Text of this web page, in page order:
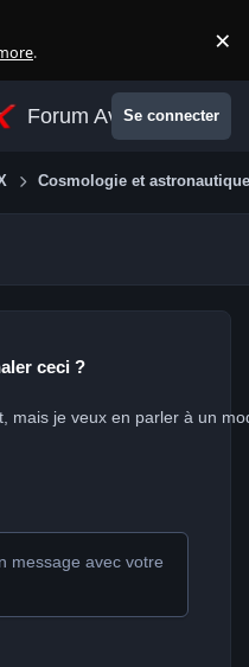
. ×
Forum AvexSe connecter
Cosmologie et
ceci ?
message avec votre